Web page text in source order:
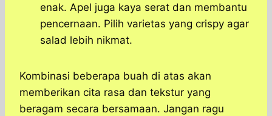
enak. Apel juga kaya serat dan membantu
pencernaan. Pilih varietas yang crispy agar
salad lebih nikmat.
Kombinasi beberapa buah di atas akan
memberikan cita rasa dan tekstur yang
beragam secara bersamaan. Jangan ragu